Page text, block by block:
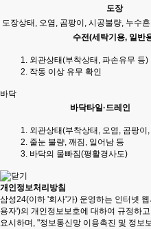
도장
도장상태, 오염, 곰팡이, 시공불량, 누수
수전(세탁기용, 일반
외관상태(부착상태, 파손유무 등)
작동 이상 유무 확인
바닥
바닥타일·드레인
외관상태(부착상태, 오염, 곰팡이
줄눈 불량, 깨짐, 일어남 등
바닥의 물빠짐(평활경사도)
개인정보처리방침
삼성24(이하 '회사'가) 운영하는 인터넷
용자')의 개인정보보호에 대하여 규정하
요시하며, "정보통신망 이용촉진 및 정보